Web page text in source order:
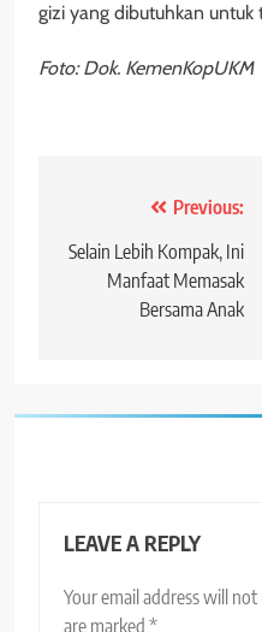
gizi yang dibutuhkan
Foto: Dok. KemenKopUKM
navigation
Previous:
Selain Lebih Kompak, Ini
Manfaat Memasak
Bersama Anak
LEAVE A REPLY
Your email address will
are marked *